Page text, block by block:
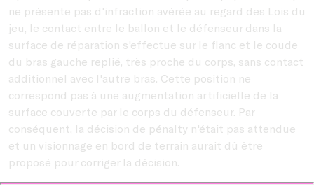
ne présente pas d'infraction avérée au regard des Lois du
jeu, le contact entre le ballon et le défenseur dans la
surface de réparation s'effectue sur le flanc et le coude
du bras gauche replié, très proche du corps, sans contact
additionnel avec l'autre bras. Cette position ne
correspond pas à une augmentation artificielle de la
surface couverte par le corps du défenseur. Par
conséquent, la décision de pénalty n'était pas attendue
et un visionnage en bord de terrain aurait dû être
proposé pour corriger la décision.